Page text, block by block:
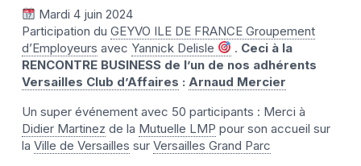
Mardi 4 juin 2024
Participation du GEYVO ILE DE FRANCE Groupement
d’Employeurs avec Yannick Delisle . Ceci à la
RENCONTRE BUSINESS de l’un de nos adhérents
Versailles Club d’Affaires : Arnaud Mercier
Un super événement avec 50 participants : Merci à
Didier Martinez de la Mutuelle LMP pour son accueil sur
la Ville de Versailles sur Versailles Grand Parc